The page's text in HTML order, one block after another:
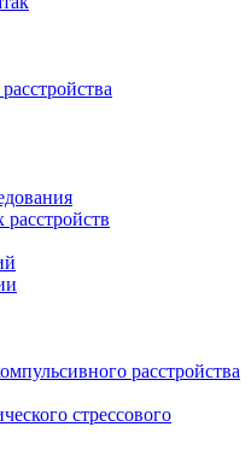
расстройства
стрессового